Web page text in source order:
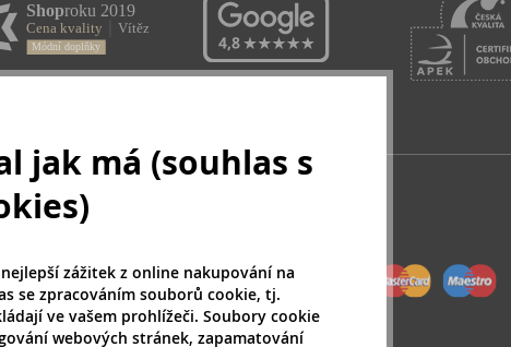
jak má (souhlas s
zážitek z online nakupování na
se zpracováním souborů cookie, tj.
ve vašem prohlížeči. Soubory cookie
webových stránek, zapamatování